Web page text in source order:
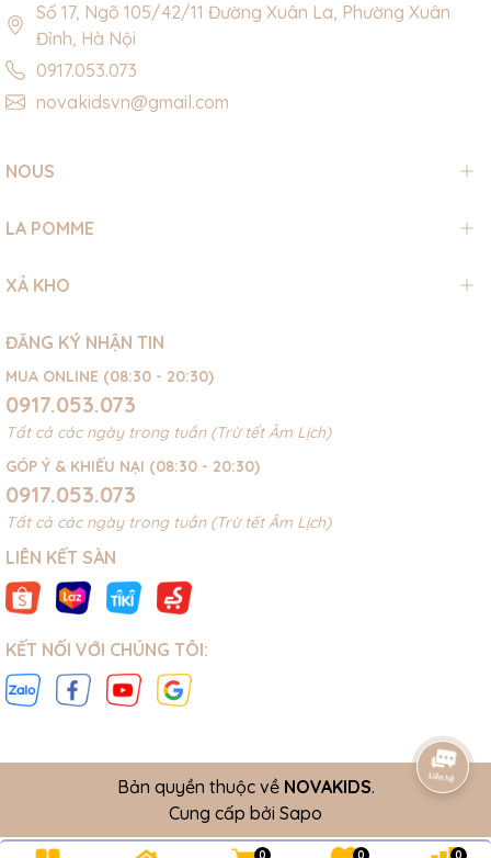
Số 17, Ngõ 105/42/11 Đường Xuân La, Phường Xuân
Đỉnh, Hà Nội
0917.053.073
novakidsvn@gmail.com
NOUS
LA POMME
XẢ KHO
ĐĂNG KÝ NHẬN TIN
MUA ONLINE (08:30 - 20:30)
0917.053.073
Tất cả các ngày trong tuần (Trừ tết Âm Lịch)
GÓP Ý & KHIẾU NẠI (08:30 - 20:30)
0917.053.073
Tất cả các ngày trong tuần (Trừ tết Âm Lịch)
LIÊN KẾT SÀN
KẾT NỐI VỚI CHÚNG TÔI:
Bản quyền thuộc về NOVAKIDS.
Cung cấp bởi Sapo